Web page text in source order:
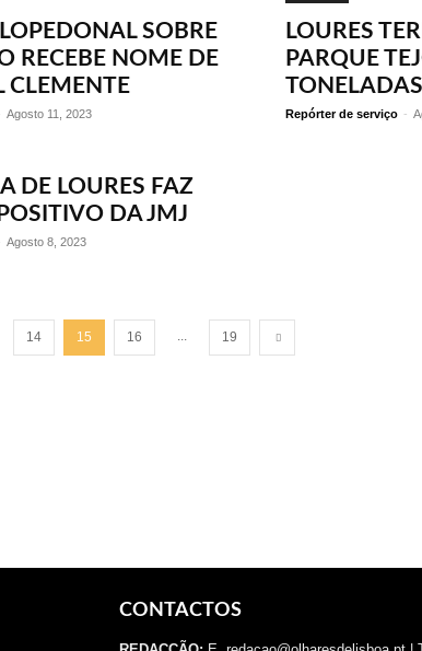
SOBRE
RECEBE NOME DE
CLEMENTE
Agosto 11, 2023
LOURES
PARQUE
Repórter de serviço -
DE LOURES FAZ
DA JMJ
Agosto 8, 2023
14 15 16 ... 19
CONTACTOS